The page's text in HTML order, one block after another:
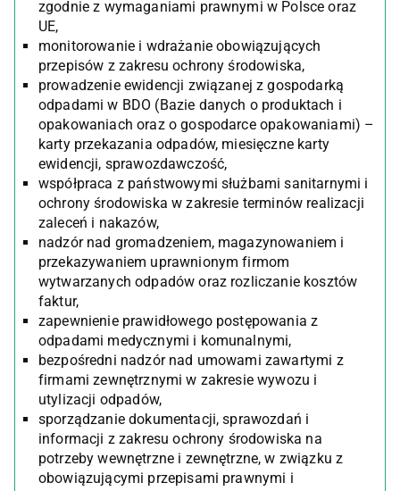
zgodnie z wymaganiami prawnymi w Polsce oraz
UE,
monitorowanie i wdrażanie obowiązujących
przepisów z zakresu ochrony środowiska,
prowadzenie ewidencji związanej z gospodarką
odpadami w BDO (Bazie danych o produktach i
opakowaniach oraz o gospodarce opakowaniami) –
karty przekazania odpadów, miesięczne karty
ewidencji, sprawozdawczość,
współpraca z państwowymi służbami sanitarnymi i
ochrony środowiska w zakresie terminów realizacji
zaleceń i nakazów,
nadzór nad gromadzeniem, magazynowaniem i
przekazywaniem uprawnionym firmom
wytwarzanych odpadów oraz rozliczanie kosztów
faktur,
zapewnienie prawidłowego postępowania z
odpadami medycznymi i komunalnymi,
bezpośredni nadzór nad umowami zawartymi z
firmami zewnętrznymi w zakresie wywozu i
utylizacji odpadów,
sporządzanie dokumentacji, sprawozdań i
informacji z zakresu ochrony środowiska na
potrzeby wewnętrzne i zewnętrzne, w związku z
obowiązującymi przepisami prawnymi i